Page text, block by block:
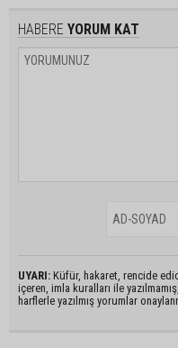
HABERE YORUM KAT
UYARI: Küfür, hakaret, rencide
içeren, imla kuralları ile
harflerle yazılmış yorumlar